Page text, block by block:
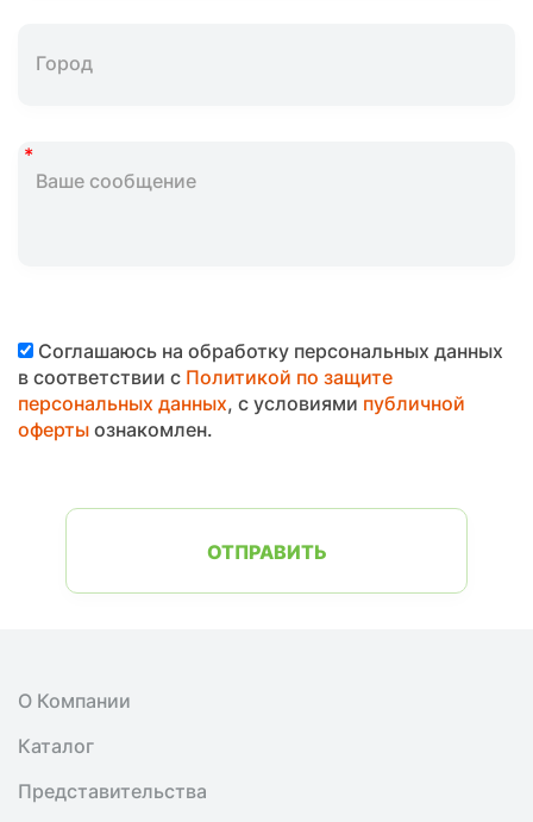
Соглашаюсь на обработку персональных данных
в соответствии с Политикой по защите
персональных данных, с условиями публичной
офертыознакомлен.
ОТПРАВИТЬ
О Компании
Каталог
Представительства